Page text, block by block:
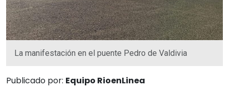
La manifestación en el puente Pedro de Valdivia
Publicado por: Equipo RioenLinea